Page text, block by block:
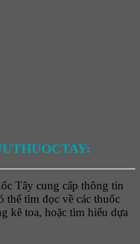
Tây cung cấp thông tin
thể tìm đọc về các thuốc
kê toa, hoặc tìm hiểu dựa